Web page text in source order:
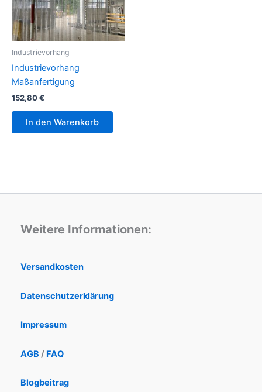
Industrievorhang
Industrievorhang
Maßanfertigung
152,80€
In den Warenkorb
Weitere Informationen:
Versandkosten
Datenschutzerklärung
Impressum
AGB / FAQ
Blogbeitrag